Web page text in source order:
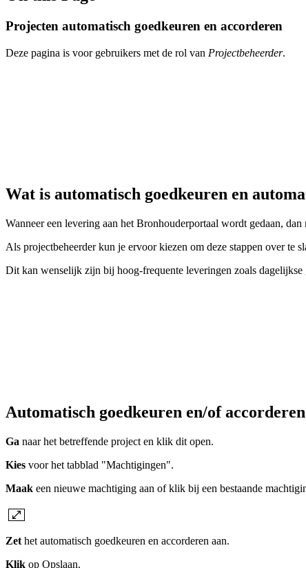
Projecten automatisch goedkeuren en accorderen
Deze pagina is voor gebruikers met de rol van Projectbeheerder.
Wat is automatisch goedkeuren en
Wanneer een levering aan het Bronhouderportaal wordt gedaan,
Als projectbeheerder kun je ervoor kiezen om deze stappen over te
Dit kan wenselijk zijn bij hoog-frequente leveringen zoals
Automatisch goedkeuren en/of
Ga naar het betreffende project en klik dit open.
Kies voor het tabblad "Machtigingen".
Maak een nieuwe machtiging aan of klik bij een bestaande
Zet het automatisch goedkeuren en accorderen aan.
Klik op Opslaan.